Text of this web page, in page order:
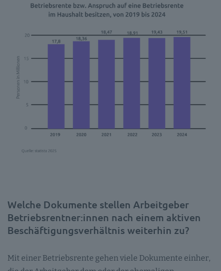
Welche Dokumente stellen Arbeitgeber
Betriebsrentner:innen nach einem aktiven
Beschäftigungsverhältnis weiterhin zu?
Mit einer Betriebsrente gehen viele Dokumente einher,